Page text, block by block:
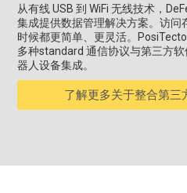
从有线 USB 到 WiFi 无线技术，
集成提供数据管理解决方案。访问
时候都更简单、更灵活。
多种standard 通信协议与第三方
器人设备集成。
了解更多关于整合第三